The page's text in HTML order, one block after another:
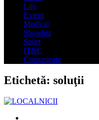
Life
Extern
Medical
Showbiz
Sport
IT&C
Comunicate
Etichetă: soluţii